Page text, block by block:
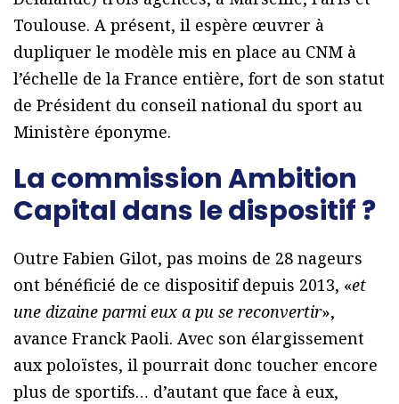
Toulouse. A présent, il espère œuvrer à
dupliquer le modèle mis en place au CNM à
l’échelle de la France entière, fort de son statut
de Président du conseil national du sport au
Ministère éponyme.
La commission Ambition
Capital dans le dispositif ?
Outre Fabien Gilot, pas moins de 28 nageurs
ont bénéficié de ce dispositif depuis 2013, «et
une dizaine parmi eux a pu se reconvertir»,
avance Franck Paoli. Avec son élargissement
aux poloïstes, il pourrait donc toucher encore
plus de sportifs… d’autant que face à eux,